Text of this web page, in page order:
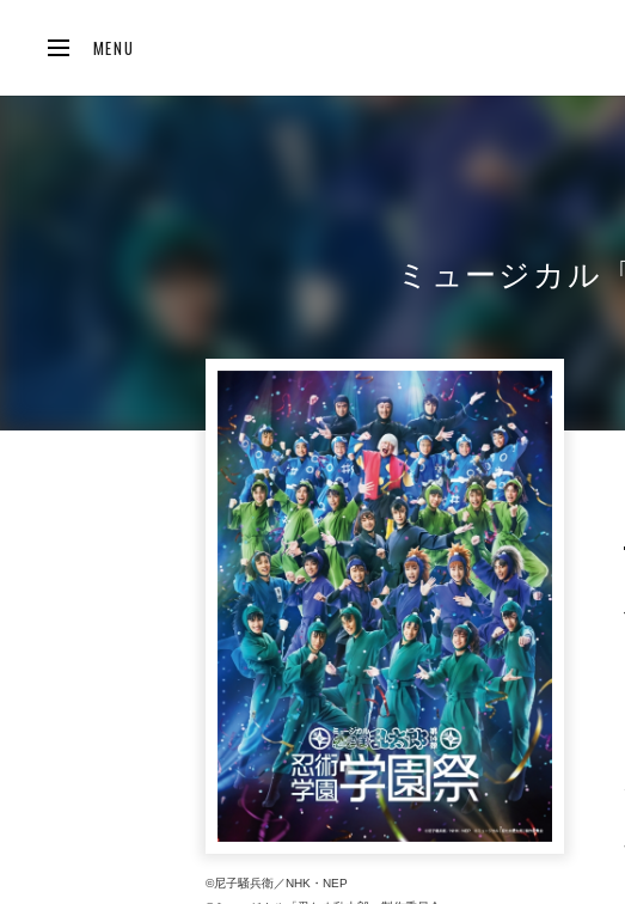
MENU
ミュージカル
©尼子騒兵衛／NHK・NEP